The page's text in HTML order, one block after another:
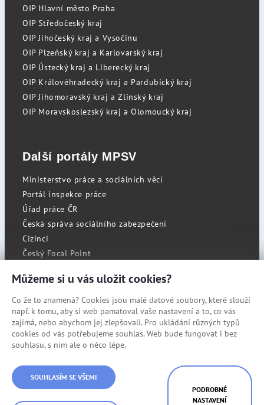
OIP Hlavní město Praha
OIP Středočeský kraj
OIP Jihočeský kraj a Vysočinu
OIP Plzeňský kraj a Karlovarský kraj
OIP Ústecký kraj a Liberecký kraj
OIP Královéhradecký kraj a Pardubický kraj
OIP Jihomoravský kraj a Zlínský kraj
OIP Moravskoslezský kraj a Olomoucký kraj
Další portály MPSV
Ministerstvo práce a sociálních věcí
Portál inspekce práce
Úřad práce ČR
Česká správa sociálního zabezpečení
Cizinci
Český Focal Point
RSS
Cookies
Prohlášení o přístupnosti
Mapa stránek
© Státní úřad inspekce práce
Můžeme si u vás uložit cookies?
Co že to znamená? Cookies jsou malé datové soubory, které slouží
např. k tomu, aby si web pamatoval vaše nastavení a to, co vás
zajímá, nebo abychom jej zlepšovali. Pro ukládání různých typů
cookies od vás potřebujeme souhlas. Web bude fungovat i bez
souhlasu, s ním ale o něco lépe.
SOUHLASÍM SE VŠEMI
PODROBNÉ
NASTAVENÍ